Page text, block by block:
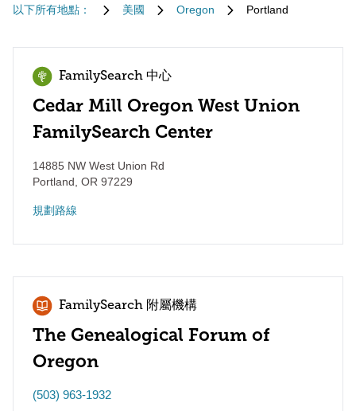
以下所有地點： 美國 Oregon Portland
FamilySearch 中心
Cedar Mill Oregon West Union
FamilySearch Center
14885 NW West Union Rd
Portland OR 97229
規劃路線
FamilySearch 附屬機構
The Genealogical Forum of
Oregon
(503) 963-1932